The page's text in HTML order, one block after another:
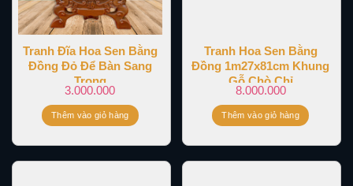
Tranh Đĩa Hoa Sen Bằng
Đồng Đỏ Để Bàn Sang
Trọng
3.000.000
Thêm vào giỏ hàng
Tranh Hoa Sen Bằng
Đồng 1m27x81cm Khung
Gỗ Chò Chỉ
8.000.000
Thêm vào giỏ hàng